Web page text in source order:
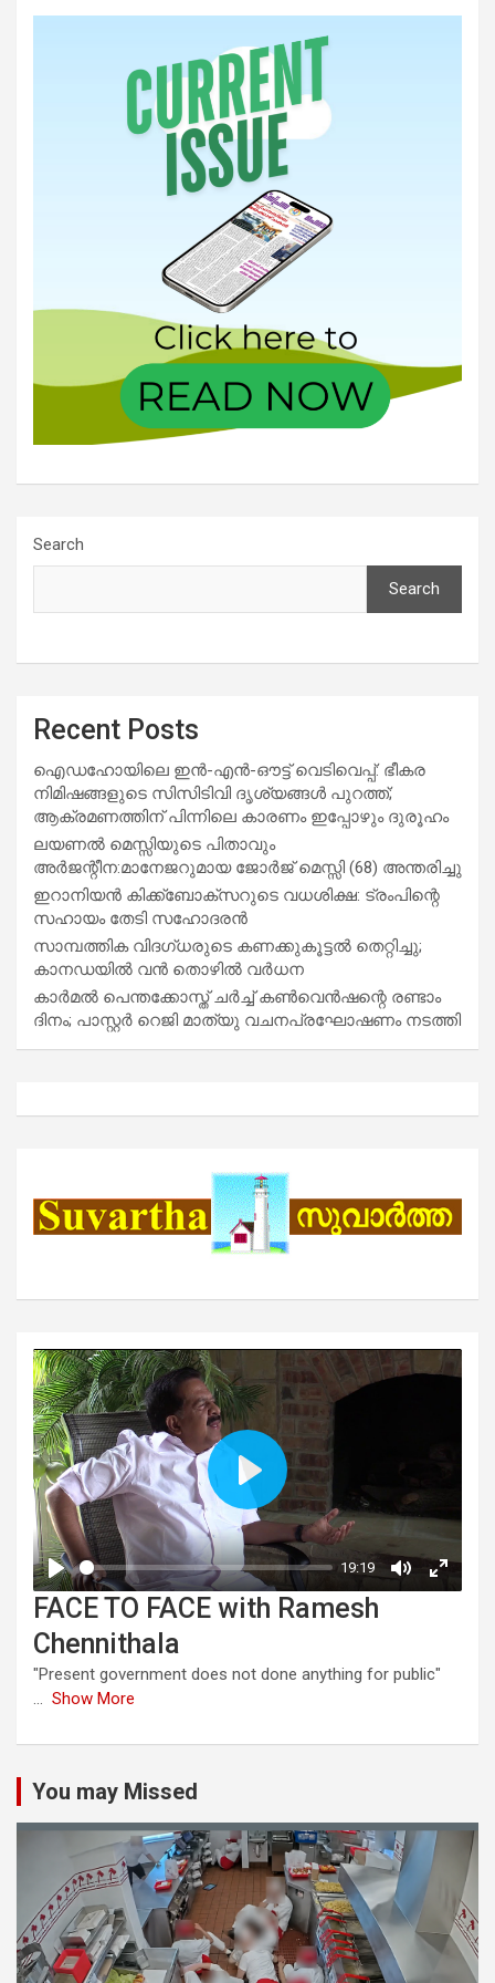
Search
Search
Recent Posts
ഐഡഹോയിലെ ഇൻ-എൻ-ഔട്ട് വെടിവെപ്പ്: ഭീകര
നിമിഷങ്ങളുടെ സിസിടിവി ദൃശ്യങ്ങൾ പുറത്ത്;
ആക്രമണത്തിന് പിന്നിലെ കാരണം ഇപ്പോഴും ദുരൂഹം
ലയണൽ മെസ്സിയുടെ പിതാവും
അർജന്റീന:മാനേജറുമായ ജോർജ് മെസ്സി (68) അന്തരിച്ചു
ഇറാനിയൻ കിക്ക്ബോക്സറുടെ വധശിക്ഷ: ട്രംപിന്റെ
സഹായം തേടി സഹോദരൻ
സാമ്പത്തിക വിദഗ്ധരുടെ കണക്കുകൂട്ടൽ തെറ്റിച്ചു;
കാനഡയിൽ വൻ തൊഴിൽ വർധന
കാർമൽ പെന്തക്കോസ്ത് ചർച്ച് കൺവെൻഷന്റെ രണ്ടാം
ദിനം; പാസ്റ്റർ റെജി മാത്യു വചനപ്രഘോഷണം നടത്തി
FACE TO FACE with Ramesh
Chennithala
"Present government does not done anything for public"
... Show More
You may Missed